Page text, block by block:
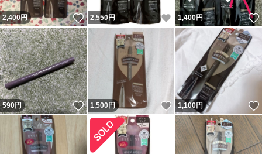
2,400円 いいね！
2,550円 いいね！
1,400円
590円 いいね！
1,500円 いいね！
1,100円